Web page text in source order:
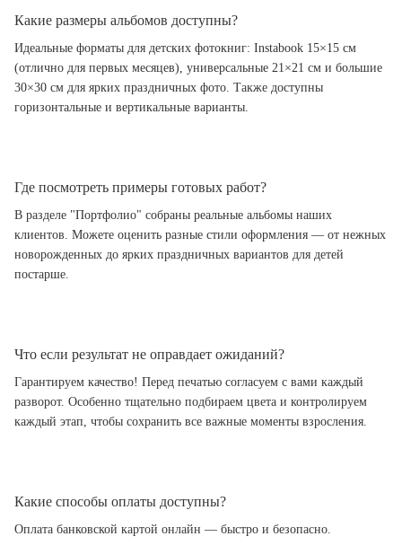
Какие размеры альбомов доступны?
Идеальные форматы для детских фотокниг: Instabook 15×15 см
(отлично для первых месяцев), универсальные 21×21 см и большие
30×30 см для ярких праздничных фото. Также доступны
горизонтальные и вертикальные варианты.
Где посмотреть примеры готовых работ?
В разделе "Портфолио" собраны реальные альбомы наших
клиентов. Можете оценить разные стили оформления — от нежных
новорожденных до ярких праздничных вариантов для детей
постарше.
Что если результат не оправдает ожиданий?
Гарантируем качество! Перед печатью согласуем с вами каждый
разворот. Особенно тщательно подбираем цвета и контролируем
каждый этап, чтобы сохранить все важные моменты взросления.
Какие способы оплаты доступны?
Оплата банковской картой онлайн — быстро и безопасно.